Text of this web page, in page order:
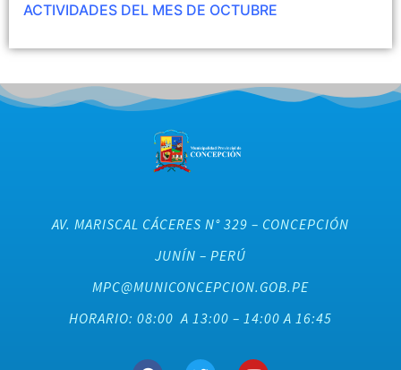
ACTIVIDADES DEL MES DE OCTUBRE
AV. MARISCAL CÁCERES N° 329 – CONCEPCIÓN
JUNÍN – PERÚ
MPC@MUNICONCEPCION.GOB.PE
HORARIO: 08:00 A 13:00 – 14:00 A 16:45